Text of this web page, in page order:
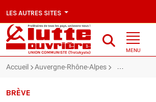
LES AUTRES SITES
MENU
Accueil Auvergne-Rhône-Alpes Guilherand-
BRÈVE